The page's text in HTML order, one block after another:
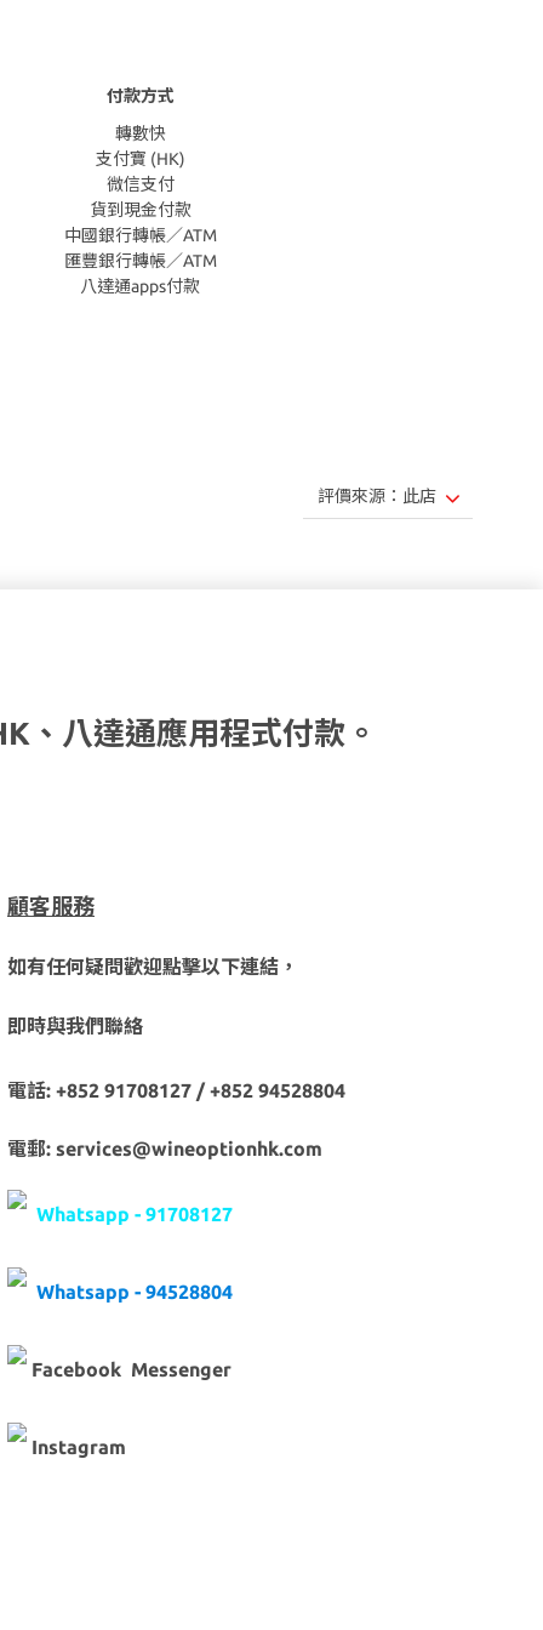
付款方式
轉數快
支付寶 (HK)
微信支付
貨到現金付款
中國銀行轉帳／ATM
匯豐銀行轉帳／ATM
八達通apps付款
、八達通應用程式付款。
顧客服務
如有任何疑問歡迎點擊以下連結，
即時與我們聯絡
電話: +852 91708127 / +852 94528804
電郵: services@wineoptionhk.com
Whatsapp - 91708127
Whatsapp - 94528804
Facebook Messenger
Instagram